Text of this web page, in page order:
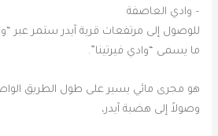
– وادي العاصفة
للوصول إلى مرتفعات قرية آيدر ستمر عبر
ما يسمى “وادي فيرتينا”.
هو مجرى مائي يسير على طول الطريق
وصولاً إلى هضبة آيدر،